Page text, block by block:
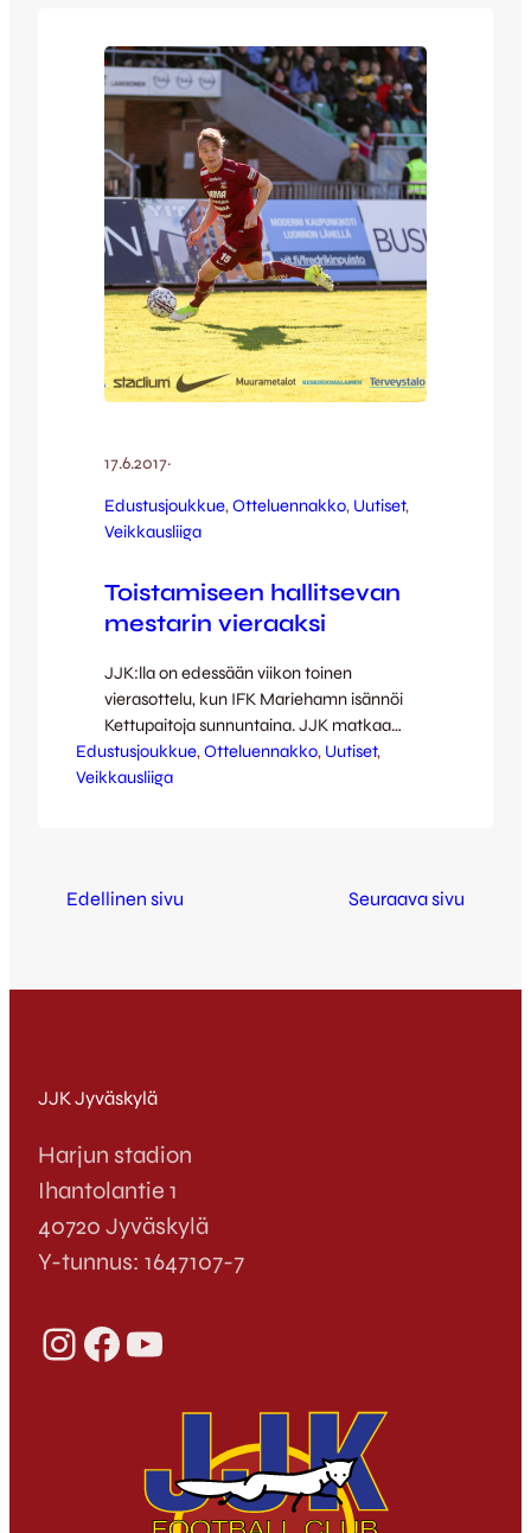
jo neljännellä minuutilla, kun pitkä
pystysyöttö tavoitti puolustuksen selustasta
Aleksei Kangaskolkan, joka…
17.6.2017·
Edustusjoukkue, Otteluennakko, Uutiset
Veikkausliiga
Toistamiseen hallitsevan
mestarin vieraaksi
JJK:lla on edessään viikon toinen
vierasottelu, kun IFK Mariehamn isännöi
Kettupaitoja sunnuntaina. JJK matkaa
toistamiseen hallitsevan mestarin vieraaksi
Maarianhaminaan, jossa kuluva kausi myös
Petrescu jatkoi jo ennen kuin 10 minuuttia
Edustusjoukkue, Otteluennakko, Uutiset
Veikkausliiga
Edellinen sivu Seuraava sivu
JJK Jyväskylä
Harjun stadion
Ihantolantie 1
40720 Jyväskylä
Y-tunnus: 1647107-7
InstagramFacebook YouTube